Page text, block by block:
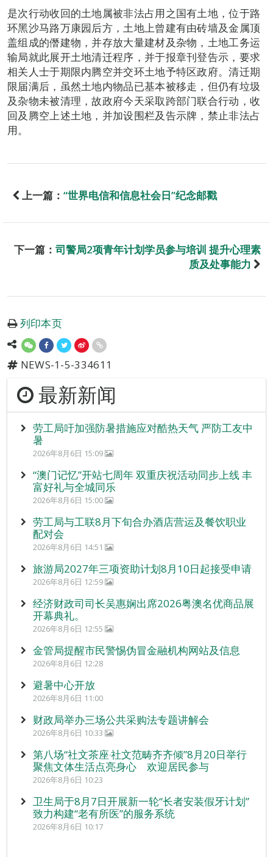
是次行动收回的土地属被非法占用之国有土地，位于路
环黑沙马路万康园后方，土地上曾建有由砖墙及金属顶
盖组成的僭建物，并存放大量建材及杂物，土地工务运
输局就此展开土地清迁程序，并于报章刊登告示，要求
相关人士于期限内腾空并交环土地予特区政府。清迁期
限届满后，虽然土地内物品已基本被移走，但仍有垃圾
及杂物未被清理，故政府今天采取跨部门联合行动，收
回及腾空上述土地，并加设围栏及告示牌，禁止非法占
用。
上一篇： “世界电信和信息社会日”纪念邮戳
下一篇： 司警局2项青年计划学员参与培训 提升心理素
质及处事能力
列印本页
NEWS-1-5-334611
最新新闻
劳工局吁加强防暑措施应对酷热天气 严防工友中
暑
2026年8月6日 15:09
“澳门记忆”开站七周年 双重庆祝活动同步上线 丰
富好礼与全城同乐
2026年8月6日 15:00
劳工局与工联8月下旬合办酒店营运及餐饮职业
配对会
2026年8月6日 14:51
旅游局2027年三项资助计划8月10日起接受申请
2026年8月6日 12:59
经济财政司司长吴惠娴出席2026粤澳名优商品展
开幕典礼。
2026年8月6日 12:55
金管局提醒市民警惕伪冒金融机构网站及信息
2026年8月6日 12:28
避暑中心开放
2026年8月6日 11:00
财政局举办三场公共采购法专题讲解会
2026年8月6日 10:33
第八场“社文茶座‧社文范畴齐齐倾”8月20日举行
聚焦文体生活点亮身心 欢迎居民参与
2026年8月6日 10:23
卫生局于8月7日开展新一轮“长者安装假牙计划”
致力构建“老有所医”的服务系统
2026年8月6日 10:17